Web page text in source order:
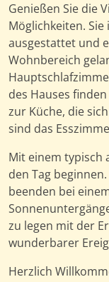
Genießen Sie die
Möglichkeiten.
ausgestattet und
Wohnbereich
des Hauses
zur Küche, die
sind das
Mit einem typisch
den Tag
beenden bei
zu legen mit der
wunderbarer
Herzlich